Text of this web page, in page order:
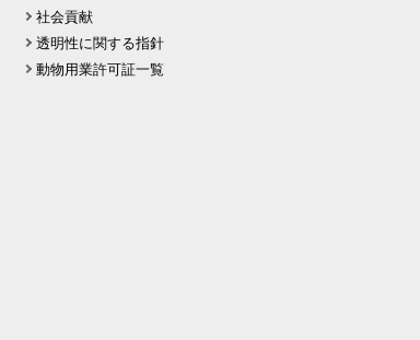
社会貢献
透明性に関する指針
動物用業許可証一覧